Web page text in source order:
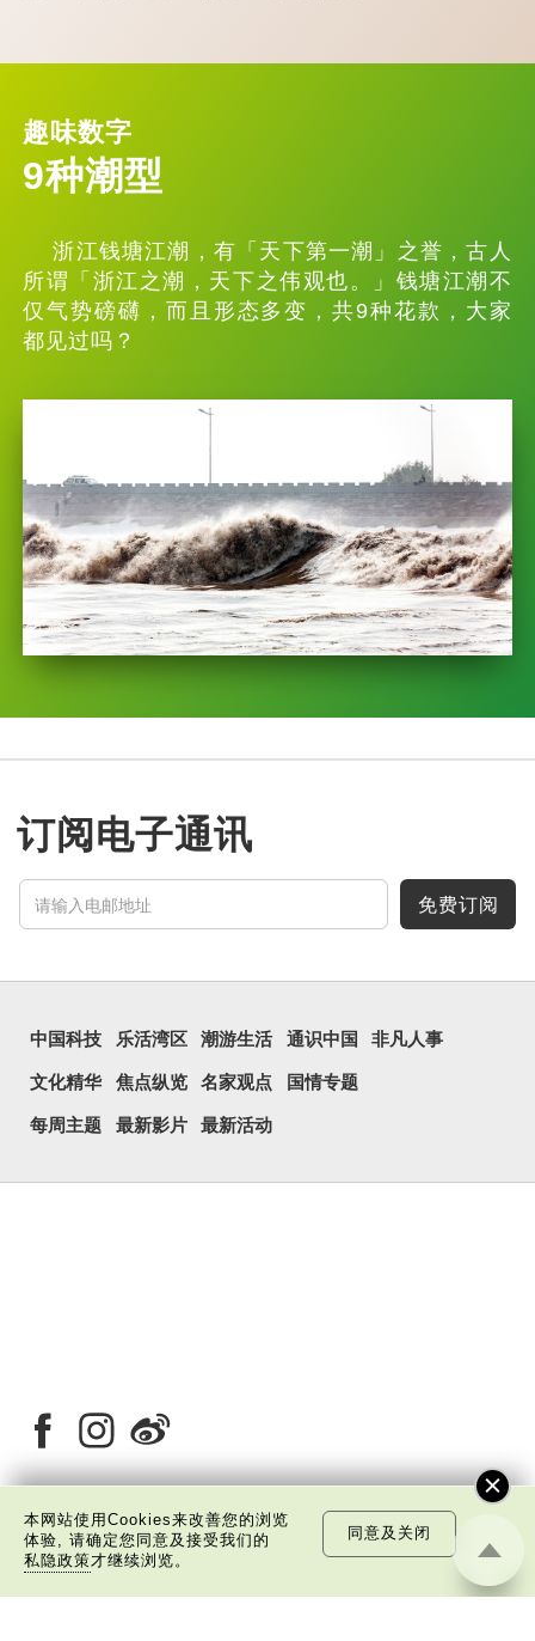
趣味数字
9种潮型
浙江钱塘江潮，有「天下第一潮」之誉，古人
所谓「浙江之潮，天下之伟观也。」钱塘江潮不
仅气势磅礴，而且形态多变，共9种花款，大家
都见过吗？
订阅电子通讯
免费订阅
中国科技 乐活湾区 潮游生活 通识中国 非凡人事
文化精华 焦点纵览 名家观点 国情专题
每周主题 最新影片 最新活动
关于我们 版权告示 私隐政策声明 免责声明
本网站使用Cookies来改善您的浏览
体验, 请确定您同意及接受我们的
私隐政策才继续浏览。
同意及关闭